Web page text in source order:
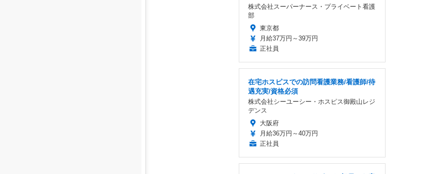
株式会社スーパーナース・プライベート看護
部
東京都
月給37万円～39万円
正社員
在宅ホスピスでの訪問看護業務/看護師/待
遇充実/資格必須
株式会社シーユーシー・ホスピス御殿山レジ
デンス
大阪府
月給36万円～40万円
正社員